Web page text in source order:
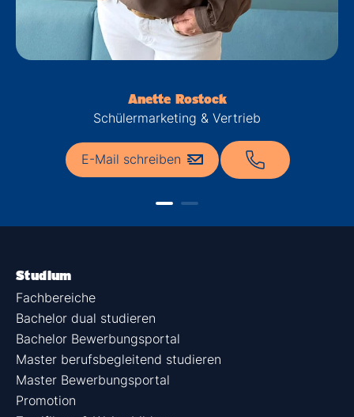
Anette Rostock
Schülermarketing & Vertrieb
E-Mail schreiben
Studium
Fachbereiche
Bachelor dual studieren
Bachelor Bewerbungsportal
Master berufsbegleitend studieren
Master Bewerbungsportal
Promotion